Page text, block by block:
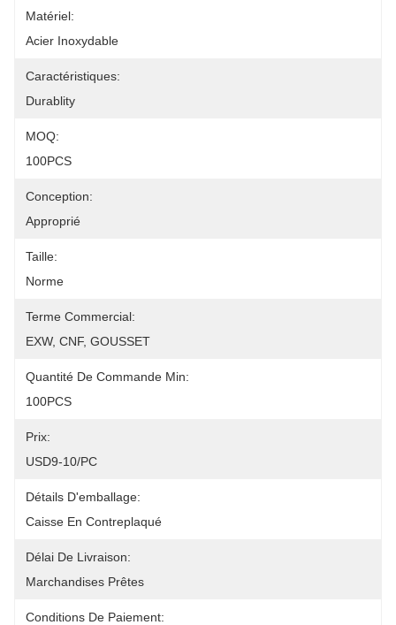
Matériel:
Acier Inoxydable
Caractéristiques:
Durablity
MOQ:
100PCS
Conception:
Approprié
Taille:
Norme
Terme Commercial:
EXW, CNF, GOUSSET
Quantité De Commande Min:
100PCS
Prix:
USD9-10/PC
Détails D'emballage:
Caisse En Contreplaqué
Délai De Livraison:
Marchandises Prêtes
Conditions De Paiement: